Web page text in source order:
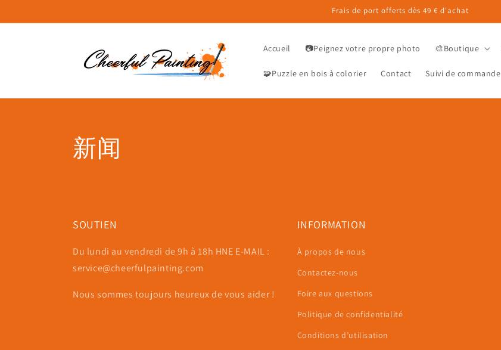
au
Frais de port offerts dès 49 € d'achat
Accueil 📷Peignez votre propre photo 🎨Boutique
🧩Puzzle en bois à colorier Contact Suivi de commande
新闻
SOUTIEN
Du lundi au vendredi de 9h à 18h HNE E-MAIL :
service@cheerfulpainting.com
Nous sommes toujours heureux de vous aider !
INFORMATION
À propos de nous
Contactez-nous
Foire aux questions
Politique de confidentialité
Conditions d’utilisation